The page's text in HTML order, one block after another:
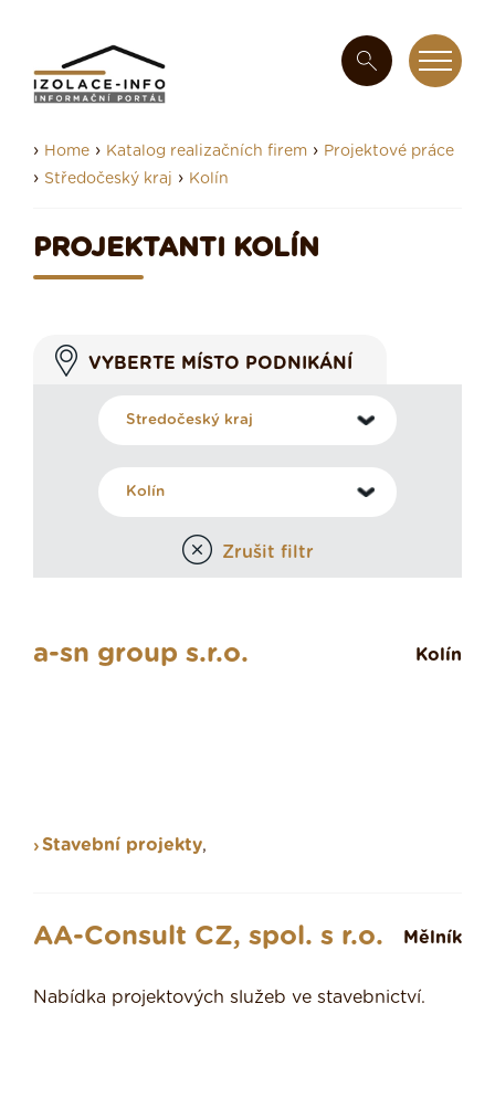
› Home › Katalog realizačních firem › Projektové práce
› Středočeský kraj › Kolín
PROJEKTANTI KOLÍN
VYBERTE MÍSTO PODNIKÁNÍ
Zrušit filtr
a-sn group s.r.o. Kolín
Stavební projekty,
AA-Consult CZ, spol. s r.o. Mělník
Nabídka projektových služeb ve stavebnictví.